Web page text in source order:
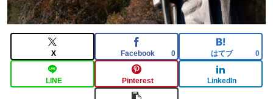
X Facebook 0 はてブ 0
LINE Pinterest LinkedIn